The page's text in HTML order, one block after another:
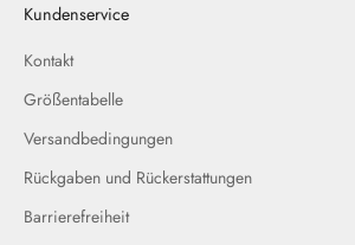
Kundenservice
Kontakt
Größentabelle
Versandbedingungen
Rückgaben und Rückerstattungen
Barrierefreiheit